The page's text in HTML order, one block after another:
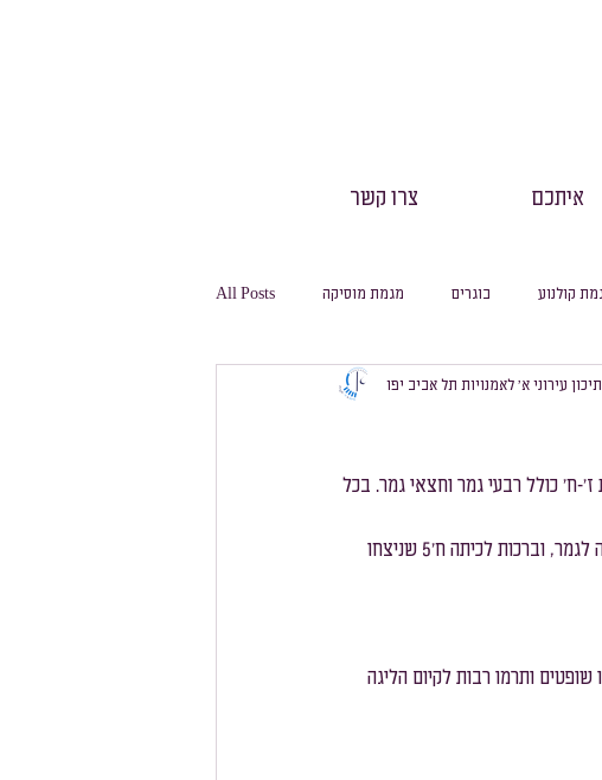
איתכם צרו קשר
All Posts מגמת מוסיקה בוגרים קולנוע
חגיגה חינוך גופני חודשי
מסלול מחשבת מסלול ביולוגיה פילוסופיה
תיכון עירוני א׳ לאמנויות תל אביב יפו
של ליגת הכדורסל לשכבות ז'-ח' כולל רבעי גמר וחצאי גמר. בכל
אתמול התקיים גמר ליגת הכדורסל לשנת תשפ"ג. כל הכבוד לכיתות ח'3 ולח'5 על ההעפלה לגמר, וברכות לכיתה ח'5 שניצחו
(יא1), ג'ון ריי דליסאי (יא1), יהלי נעים (יא1) וירין צרפתי (יא6) שהיו שופטים ותרמו רבות לקיום הליגה